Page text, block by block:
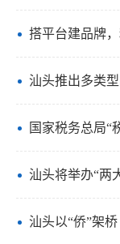
搭平台建品牌
汕头推出多类
国家税务总局“
汕头将举办“两
汕头以“侨”架